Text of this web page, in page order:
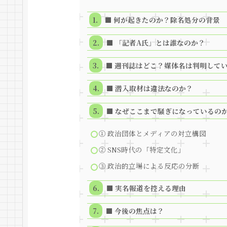
■ 何が起きたのか？除名処分の背景
■ 「記者A氏」とは誰なのか？
■ 週刊誌はどこ？媒体名は判明して
■ 潜入取材は違法なのか？
■ なぜここまで騒ぎになっているの
① 政治団体とメディアの対立構図
② SNS時代の「特定文化」
③ 政治的立場による反応の分断
■ 実名報道を控える理由
■ 今後の焦点は？